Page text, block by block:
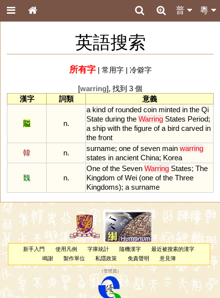
粵
普
英語搜索
所有字| 常用字| 冷僻字
[warring], 找到 3 個
漢字
詞類 意義
賹 n.
a kind of rounded coin minted in the Qi
State during the Warring States Period;
a ship with the figure of a bird carved in
the front
韓
n.
surname; one of seven main warring
states in ancient China; Korea
魏 n.
One of the Seven Warring States; The
Kingdom of Wei (one of the Three
Kingdoms); a surname
新手入門 使用凡例 字庫統計 隨機漢字
最近被搜索的漢字
鳴謝
製作單位 私隱政策 免責聲明 意見簿
（管理員 ）